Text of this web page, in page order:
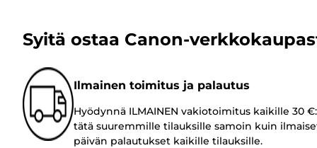
Syitä ostaa Canon-
Ilmainen toimitus ja palautus
Hyödynnä ILMAINEN vakiotoimitus kaikille 30
tätä suuremmille tilauksille samoin kuin
päivän palautukset kaikille tilauksille.